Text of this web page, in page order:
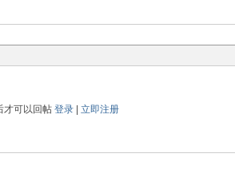
才可以回帖 登录| 立即注册